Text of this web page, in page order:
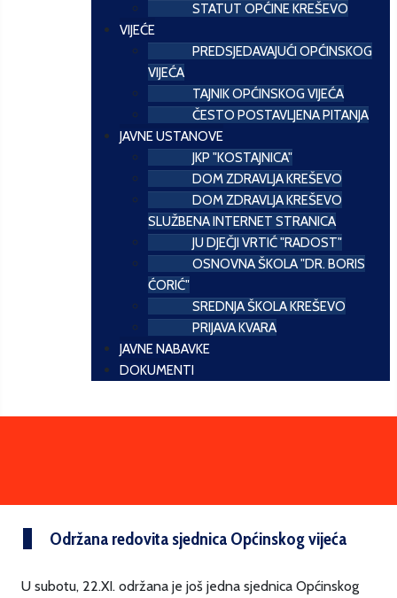
STATUT OPĆINE KREŠEVO
VIJEĆE
PREDSJEDAVAJUĆI OPĆINSKOG
VIJEĆA
TAJNIK OPĆINSKOG VIJEĆA
ČESTO POSTAVLJENA PITANJA
JAVNE USTANOVE
JKP "KOSTAJNICA"
DOM ZDRAVLJA KREŠEVO
DOM ZDRAVLJA KREŠEVO
SLUŽBENA INTERNET STRANICA
JU DJEČJI VRTIĆ "RADOST"
OSNOVNA ŠKOLA "DR. BORIS
ĆORIĆ"
SREDNJA ŠKOLA KREŠEVO
PRIJAVA KVARA
JAVNE NABAVKE
DOKUMENTI
Održana redovita sjednica Općinskog vijeća
U subotu, 22.XI. održana je još jedna sjednica Općinskog